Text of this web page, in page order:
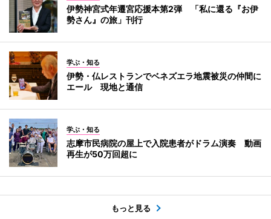
伊勢神宮式年遷宮応援本第2弾 「私に還る『お伊
勢さん』の旅」刊行
学ぶ・知る
伊勢・仏レストランでベネズエラ地震被災の仲間に
エール 現地と通信
学ぶ・知る
志摩市民病院の屋上で入院患者がドラム演奏 動画
再生が50万回超に
もっと見る